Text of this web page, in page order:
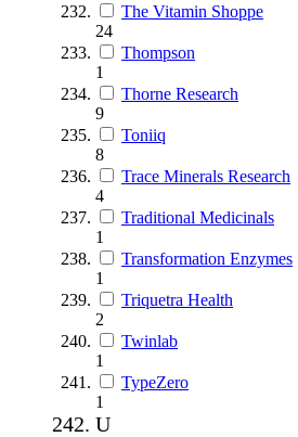
The Vitamin Shoppe
24
Thompson
1
Thorne Research
9
Toniiq
8
Trace Minerals Research
4
Traditional Medicinals
1
Transformation Enzymes
1
Triquetra Health
2
Twinlab
1
TypeZero
1
U